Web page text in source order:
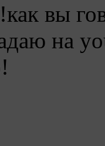
вы
на